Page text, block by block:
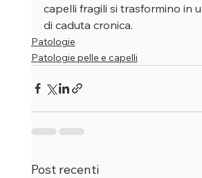
capelli fragili si trasformino in
di caduta cronica.
Patologie
Patologie pelle e capelli
Post recenti